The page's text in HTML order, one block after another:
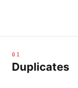
01
Duplicates